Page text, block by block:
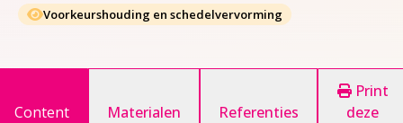
Voorkeurshouding en schedelvervorming
Content Materialen Referenties
Print
deze